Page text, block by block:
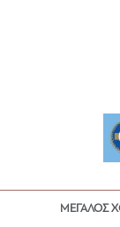
ΜΕΓΑΛΟΣ